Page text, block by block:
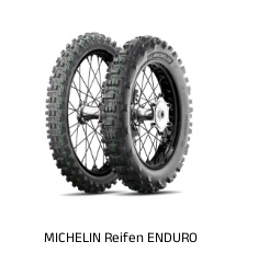
MICHELIN Reifen ENDURO